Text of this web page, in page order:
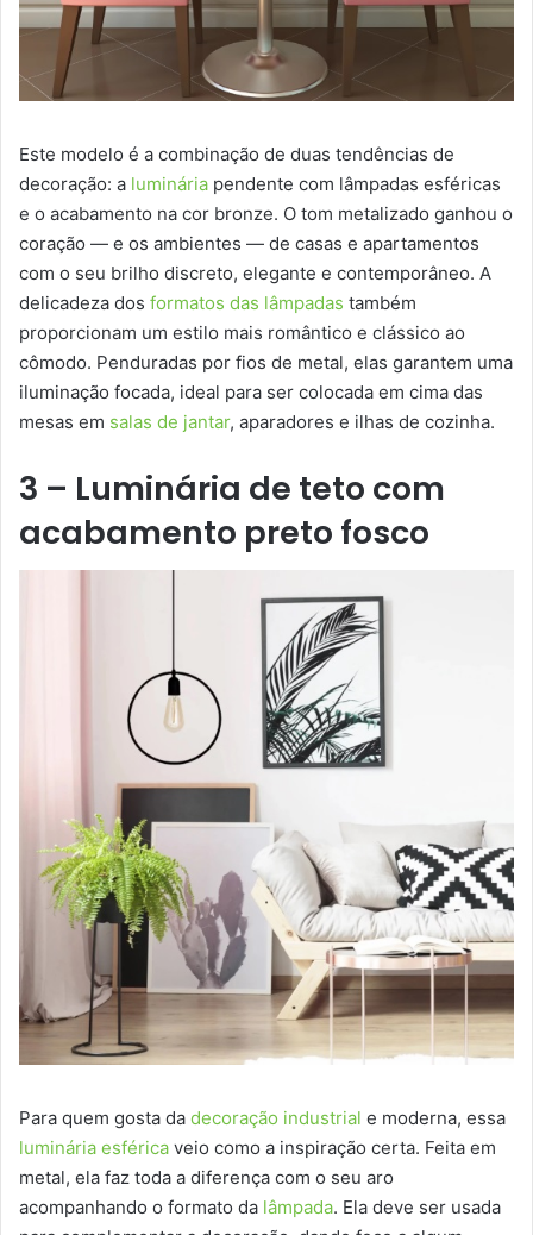
Este modelo é a combinação de duas tendências de
decoração: a luminária pendente com lâmpadas esféricas
e o acabamento na cor bronze. O tom metalizado ganhou o
coração — e os ambientes — de casas e apartamentos
com o seu brilho discreto, elegante e contemporâneo. A
delicadeza dos formatos das lâmpadas também
proporcionam um estilo mais romântico e clássico ao
cômodo. Penduradas por fios de metal, elas garantem uma
iluminação focada, ideal para ser colocada em cima das
mesas em salas de jantar, aparadores e ilhas de cozinha.
3 – Luminária de teto com
acabamento preto fosco
Para quem gosta da decoração industrial e moderna, essa
luminária esférica veio como a inspiração certa. Feita em
metal, ela faz toda a diferença com o seu aro
acompanhando o formato da lâmpada. Ela deve ser usada